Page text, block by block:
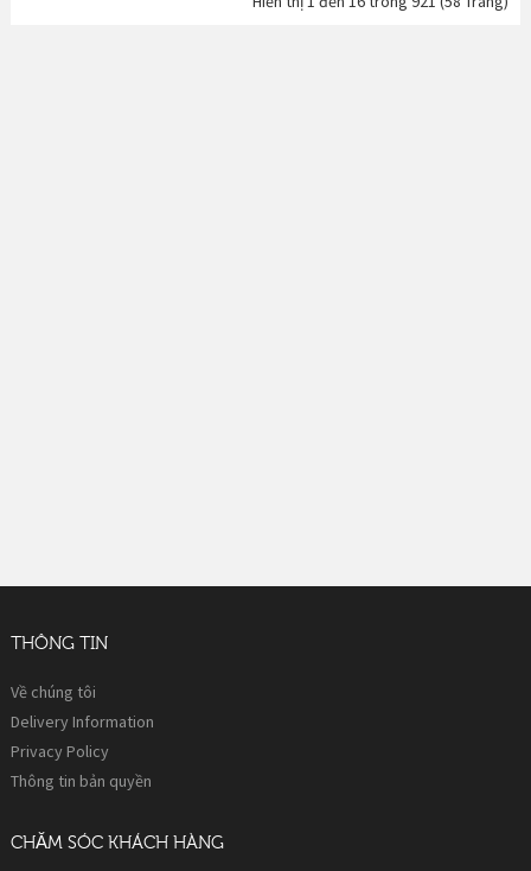
THÔNG TIN
Về chúng tôi
Delivery Information
Privacy Policy
Thông tin bản quyền
CHĂM SÓC KHÁCH HÀNG